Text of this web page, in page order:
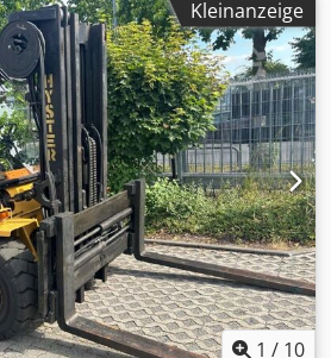
1800mm Lange Gabeln - Top-
ein nahezu neuwertiger
Elektro-Niederhubwagen in
guten Zustand. Das Gerät stammt
wurde lediglich 437
Es befindet sich technisch wie
Zustand und ist sofort
Daten Hersteller: Mitsubishi
Modell: PBV20N3 Typ: 1PT200FJN
2.000 kg Lastschwerpunkt: 800
24 Volt Batteriegewicht: 285–350 kg
Stunden Seriennummer:
Fahrerstandplattform Seitliche
Fahr- und Hubfunktion
Kleinanzeige
1 / 10